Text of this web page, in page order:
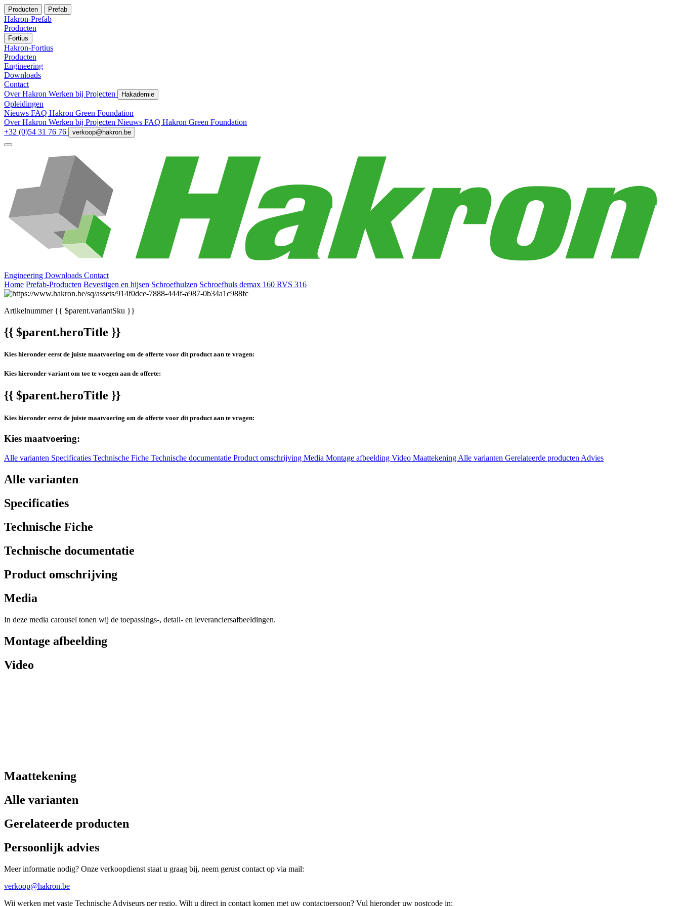
Producten Prefab
Hakron-Prefab
Producten
Fortius
Hakron-Fortius
Producten
Engineering
Downloads
Contact
Over Hakron Werken bij Projecten Hakademie
Opleidingen
Nieuws FAQ Hakron Green Foundation
Over Hakron Werken bij Projecten Nieuws FAQ Hakron Green Foundation
+32 (0)54 31 76 76
verkoop@hakron.be
Engineering Downloads Contact
Home Prefab-Producten Bevestigen en hijsen Schroefhulzen Schroefhuls demax 160 RVS 316
Artikelnummer{{ $parent.variantSku }}
{{ $parent.heroTitle }}
Kies hieronder eerst de juiste maatvoering om de offerte voor dit product aan te vragen:
Kies hieronder variant om toe te voegen aan de offerte:
{{ $parent.heroTitle }}
Kies hieronder eerst de juiste maatvoering om de offerte voor dit product aan te vragen:
Kies maatvoering:
Alle varianten Specificaties Technische Fiche Technische documentatie Product omschrijving Media Montage afbeelding Video MaattekeningAlle varianten Gerelateerde productenAdvies
Alle varianten
Specificaties
Technische Fiche
Technische documentatie
Product omschrijving
Media
In deze media carousel tonen wij de toepassings-, detail- en leveranciersafbeeldingen.
Montage afbeelding
Video
Maattekening
Alle varianten
Gerelateerde producten
Persoonlijk advies
Meer informatie nodig? Onze verkoopdienst staat u graag bij, neem gerust contact op via mail:
verkoop@hakron.be
Wij werken met vaste Technische Adviseurs per regio. Wilt u direct in contact komen met uw contactpersoon? Vul hieronder uw postcode in: